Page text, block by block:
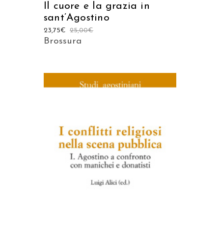
Il cuore e la grazia in
sant’Agostino
25,00€
23,75€
Brossura